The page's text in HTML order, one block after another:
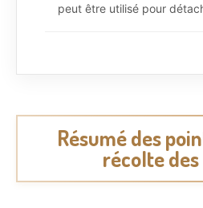
peut être utilisé pour
Résumé des
récolte